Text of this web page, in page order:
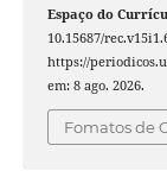
Espaço do
10.15687/
https://
em: 8 ago. 2026.
Fomatos de